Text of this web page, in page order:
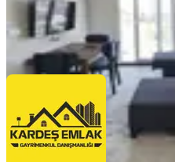
KARDEŞ EMLAK Kadir